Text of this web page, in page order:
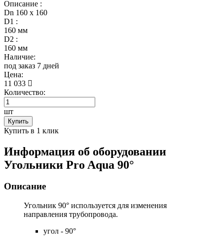
Описание :
Dn 160 х 160
D1 :
160 мм
D2 :
160 мм
Наличие:
под заказ 7 дней
Цена:
11 033
Количество:
шт
Купить
Купить в 1 клик
Информация об оборудовании
Угольники Pro Aqua 90°
Описание
Угольник 90° используется для изменения
направления трубопровода.
угол - 90°